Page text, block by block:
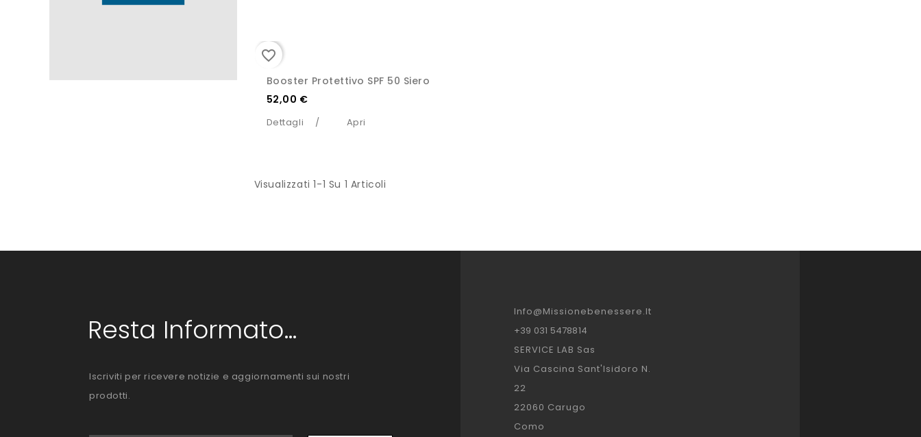
favorite_border
Booster Protettivo SPF 50 Siero
52,00 €
Dettagli Apri
Visualizzati 1-1 Su 1 Articoli
Resta Informato...
Iscriviti per ricevere notizie e aggiornamenti sui nostri
prodotti.
Info@missionebenessere.it
+39 031 5478814
SERVICE LAB Sas
Via Cascina Sant'Isidoro N.
22
22060 Carugo
Como